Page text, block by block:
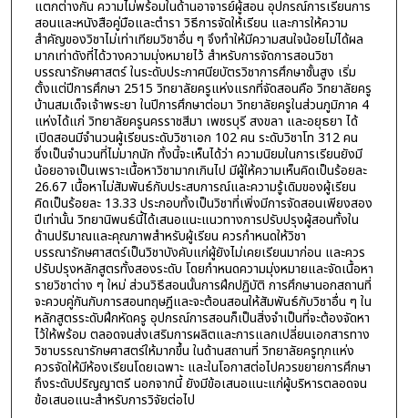
แตกต่างกัน ความไม่พร้อมในด้านอาจารย์ผู้สอน อุปกรณ์การเรียนการ
สอนและหนังสือคู่มือและตำรา วิธีการจัดให้เรียน และการให้ความ
สำคัญของวิชาไม่เท่าเทียมวิชาอื่น ๆ จึงทำให้มีความสนใจน้อยไม่ได้ผล
มากเท่าดังที่ได้วางความมุ่งหมายไว้ สำหรับการจัดการสอนวิชา
บรรณารักษศาสตร์ ในระดับประกาศนียบัตรวิชาการศึกษาชั้นสูง เริ่ม
ตั้งแต่ปีการศึกษา 2515 วิทยาลัยครูแห่งแรกที่จัดสอนคือ วิทยาลัยครู
บ้านสมเด็จเจ้าพระยา ในปีการศึกษาต่อมา วิทยาลัยครูในส่วนภูมิภาค 4
แห่งได้แก่ วิทยาลัยครูนครราชสีมา เพชรบุรี สงขลา และอยุธยา ได้
เปิดสอนมีจำนวนผู้เรียนระดับวิชาเอก 102 คน ระดับวิชาโท 312 คน
ซึ่งเป็นจำนวนที่ไม่มากนัก ทั้งนี้จะเห็นได้ว่า ความนิยมในการเรียนยังมี
น้อยอาจเป็นเพราะเนื้อหาวิชามากเกินไป มีผู้ให้ความเห็นคิดเป็นร้อยละ
26.67 เนื้อหาไม่สัมพันธ์กับประสบการณ์และความรู้เดิมของผู้เรียน
คิดเป็นร้อยละ 13.33 ประกอบทั้งเป็นวิชาที่เพิ่งมีการจัดสอนเพียงสอง
ปีเท่านั้น วิทยานิพนธ์นี้ได้เสนอแนะแนวทางการปรับปรุงผู้สอนทั้งใน
ด้านปริมาณและคุณภาพสำหรับผู้เรียน ควรกำหนดให้วิชา
บรรณารักษศาสตร์เป็นวิชาบังคับแก่ผู้ยังไม่เคยเรียนมาก่อน และควร
ปรับปรุงหลักสูตรทั้งสองระดับ โดยกำหนดความมุ่งหมายและจัดเนื้อหา
รายวิชาต่าง ๆ ใหม่ ส่วนวิธีสอนนั้นการฝึกปฏิบัติ การศึกษานอกสถานที่
จะควบคู่กันกับการสอนทฤษฎีและจะต้อนสอนให้สัมพันธ์กับวิชาอื่น ๆ ใน
หลักสูตรระดับฝึกหัดครู อุปกรณ์การสอนก็เป็นสิ่งจำเป็นที่จะต้องจัดหา
ไว้ให้พร้อม ตลอดจนส่งเสริมการผลิตและการแลกเปลี่ยนเอกสารทาง
วิชาบรรณารักษศาสตร์ให้มากขึ้น ในด้านสถานที่ วิทยาลัยครูทุกแห่ง
ควรจัดให้มีห้องเรียนโดยเฉพาะ และในโอกาสต่อไปควรขยายการศึกษา
ถึงระดับปริญญาตรี นอกจากนี้ ยังมีข้อเสนอแนะแก่ผู้บริหารตลอดจน
ข้อเสนอแนะสำหรับการวิจัยต่อไป